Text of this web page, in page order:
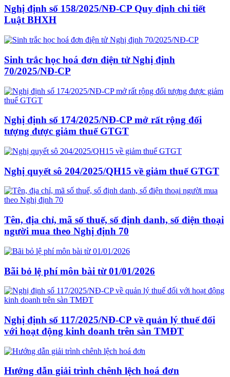
Nghị định số 158/2025/NĐ-CP Quy định chi tiết
Luật BHXH
Sinh trắc học hoá đơn điện tử Nghị định
70/2025/NĐ-CP
Nghị định số 174/2025/NĐ-CP mở rất rộng đối
tượng được giảm thuế GTGT
Nghị quyết sô 204/2025/QH15 về giảm thuế GTGT
Tên, địa chỉ, mã số thuế, số định danh, số điện thoại
người mua theo Nghị định 70
Bãi bỏ lệ phí môn bài từ 01/01/2026
Nghị định số 117/2025/NĐ-CP về quản lý thuế đối
với hoạt động kinh doanh trên sàn TMĐT
Hướng dẫn giải trình chênh lệch hoá đơn